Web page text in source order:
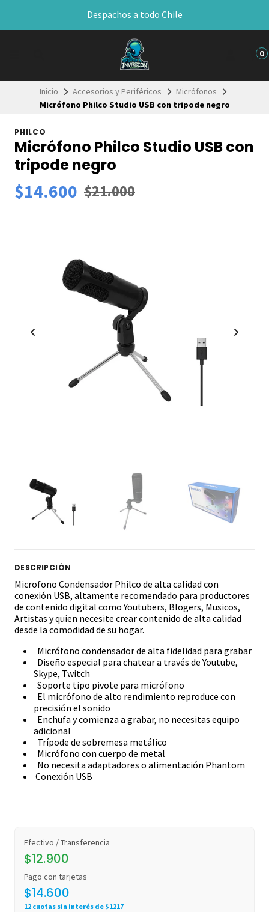
Despachos a todo Chile
0
Inicio Accesorios y Periféricos
Micrófonos
Micrófono Philco Studio USB con tripode negro
PHILCO
Micrófono Philco Studio USB con
tripode negro
$14.600 $21.000
DESCRIPCIÓN
Microfono Condensador Philco de alta calidad con
conexión USB, altamente recomendado para productores
de contenido digital como Youtubers, Blogers, Musicos,
Artistas y quien necesite crear contenido de alta calidad
desde la comodidad de su hogar.
Micrófono condensador de alta fidelidad para grabar
Diseño especial para chatear a través de Youtube,
Skype, Twitch
Soporte tipo pivote para micrófono
El micrófono de alto rendimiento reproduce con
precisión el sonido
Enchufa y comienza a grabar, no necesitas equipo
adicional
Trípode de sobremesa metálico
Micrófono con cuerpo de metal
No necesita adaptadores o alimentación Phantom
Conexión USB
Efectivo / Transferencia
$12.900
Pago con tarjetas
$14.600
12 cuotas sin interés de $1217